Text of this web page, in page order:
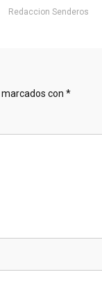
Redaccion Senderos
con *